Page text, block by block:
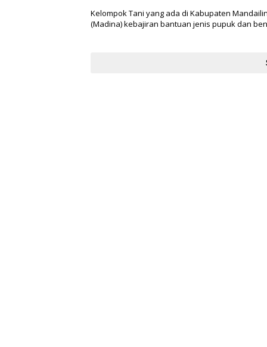
Kelompok Tani yang ada di Kabupaten
(Madina) kebajiran bantuan jenis pupuk dan